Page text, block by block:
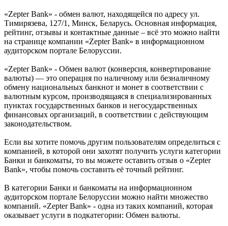
«Zepter Bank» - обмен валют, находящейся по адресу ул.
Тимирязева, 127/1, Минск, Беларусь. Основная информация,
рейтинг, отзывы и контактные данные – всё это можно найти
на странице компании «Zepter Bank» в информационном
аудиторском портале Белоруссии.
«Zepter Bank» - Обмен валют (конверсия, конвертирование
валюты) — это операция по наличному или безналичному
обмену национальных банкнот и монет в соответствии с
валютным курсом, производящаяся в специализированных
пунктах государственных банков и негосударственных
финансовых организаций, в соответствии с действующим
законодательством.
Если вы хотите помочь другим пользователям определиться с
компанией, в которой они захотят получить услуги категории
Банки и банкоматы, то вы можете оставить отзыв о «Zepter
Bank», чтобы помочь составить её точный рейтинг.
В категории Банки и банкоматы на информационном
аудиторском портале Белоруссии можно найти множество
компаний. «Zepter Bank» - одна из таких компаний, которая
оказывает услуги в подкатегории: Обмен валюты.